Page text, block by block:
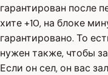
гарантирован после
хите +10, на блоке
гарантировано. То
нужен также, чтобы
Если он сел, он вас